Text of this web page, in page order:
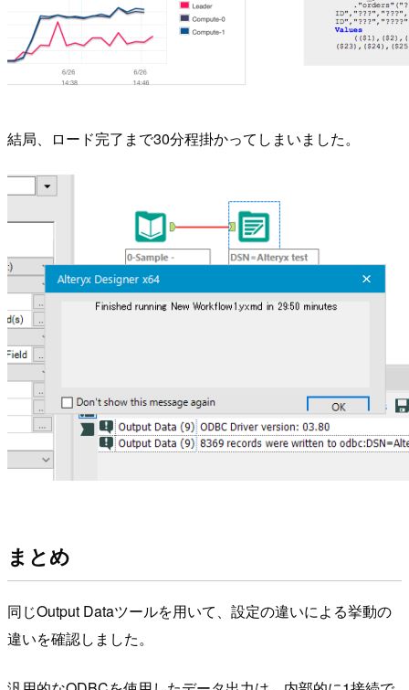
結局、ロード完了まで30分程掛かってしまいました。
まとめ
同じOutput Dataツールを用いて、設定の違いによる挙動の
違いを確認しました。